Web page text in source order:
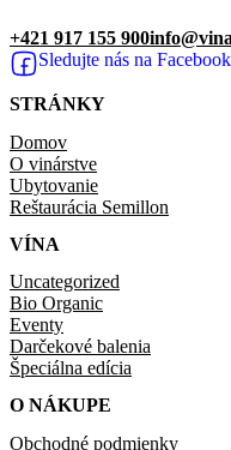
STRÁNKY
Domov
O vinárstve
Ubytovanie
Reštaurácia Semillon
VÍNA
Uncategorized
Bio Organic
Eventy
Darčekové balenia
Špeciálna edícia
O NÁKUPE
Obchodné podmienky
+421 917 155 900
Sledujte nás na